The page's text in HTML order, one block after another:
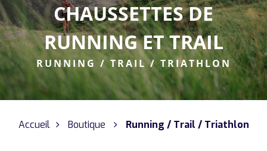
CHAUSSETTES DE
RUNNING ET TRAIL
RUNNING / TRAIL / TRIATHLON
Accueil Boutique Running / Trail / Triathlon